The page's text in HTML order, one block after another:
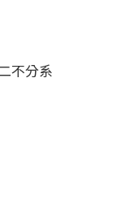
不分系